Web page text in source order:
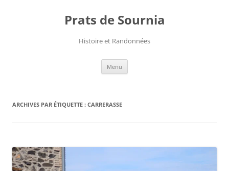
Prats de Sournia
Histoire et Randonnées
Menu
ARCHIVES PAR ÉTIQUETTE : CARRERASSE